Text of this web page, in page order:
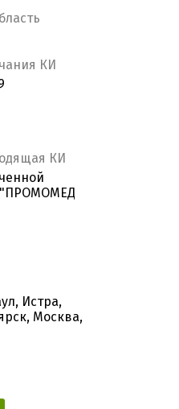
КИ
КИ
"ПРОМОМЕД
Истра,
Москва,